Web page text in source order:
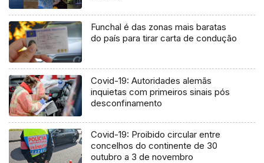
Funchal é das zonas mais baratas
do país para tirar carta de condução
Covid-19: Autoridades alemãs
inquietas com primeiros sinais pós
desconfinamento
Covid-19: Proibido circular entre
concelhos do continente de 30
outubro a 3 de novembro